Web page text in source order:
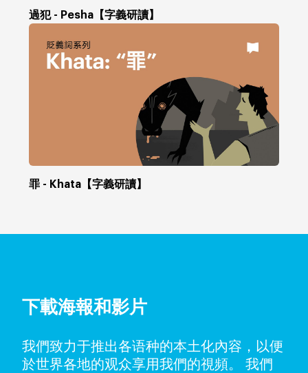
過犯 - Pesha【字義研讀】
罪 - Khata【字義研讀】
下載海報和影片
我們致力于推出各语种的本土化內容，以便
於世界各地的观众享用我們的視頻。 我們